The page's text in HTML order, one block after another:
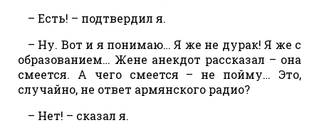
– Есть! – подтвердил я.
– Ну. Вот и я понимаю… Я же не дурак! Я же с
образованием… Жене анекдот рассказал – она
смеется. А чего смеется – не пойму… Это,
случайно, не ответ армянского радио?
– Нет! – сказал я.